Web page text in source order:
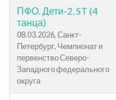
ПФО. Дети-2, ST (4
танца)
08.03.2026, Санкт-
Петербург, Чемпионат и
первенство Северо-
Западного федерального
округа